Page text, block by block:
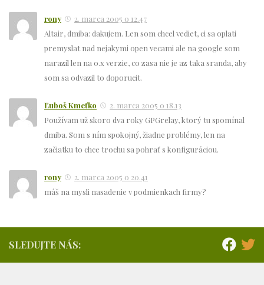
rony
2. marca 2005 o 12.47
Altair, dmiba: dakujem. Len som chcel vediet, ci sa oplati
premyslat nad nejakymi open vecami ale na google som
narazil len na 0.x verzie, co zasa nie je az taka sranda, aby
som sa odvazil to doporucit.
Ľuboš Kmeťko
2. marca 2005 o 18.13
Používam už skoro dva roky GPGrelay, ktorý tu spomínal
dmiba. Som s ním spokojný, žiadne problémy, len na
začiatku to chce trochu sa pohrať s konfiguráciou.
rony
2. marca 2005 o 20.41
máš na mysli nasadenie v podmienkach firmy?
SLEDUJTE NÁS: